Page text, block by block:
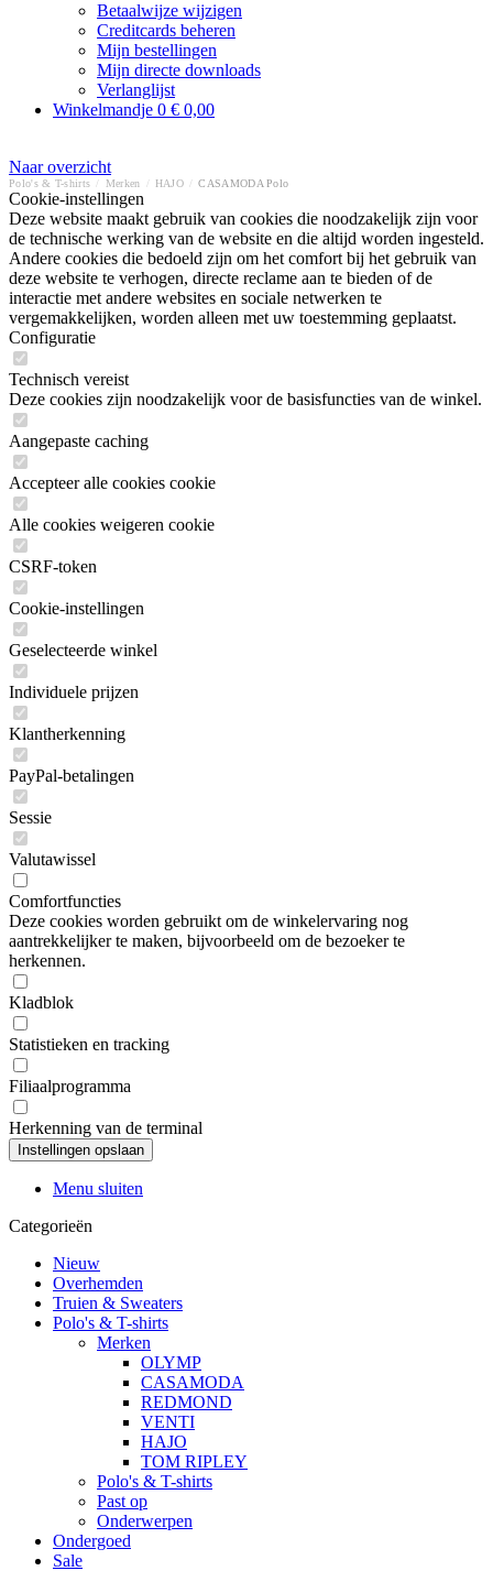
Betaalwijze wijzigen
Creditcards beheren
Mijn bestellingen
Mijn directe downloads
Verlanglijst
Winkelmandje 0 € 0,00
Naar overzicht
Polo's & T-shirts Merken HAJO CASAMODA Polo
Cookie-instellingen
Deze website maakt gebruik van cookies die noodzakelijk zijn voor
de technische werking van de website en die altijd worden ingesteld.
Andere cookies die bedoeld zijn om het comfort bij het gebruik van
deze website te verhogen, directe reclame aan te bieden of de
interactie met andere websites en sociale netwerken te
vergemakkelijken, worden alleen met uw toestemming geplaatst.
Configuratie
Technisch vereist
Deze cookies zijn noodzakelijk voor de basisfuncties van de winkel.
Aangepaste caching
Accepteer alle cookies cookie
Alle cookies weigeren cookie
CSRF-token
Cookie-instellingen
Geselecteerde winkel
Individuele prijzen
Klantherkenning
PayPal-betalingen
Sessie
Valutawissel
Comfortfuncties
Deze cookies worden gebruikt om de winkelervaring nog
aantrekkelijker te maken, bijvoorbeeld om de bezoeker te
herkennen.
Kladblok
Statistieken en tracking
Filiaalprogramma
Herkenning van de terminal
Menu sluiten
Categorieën
Nieuw
Overhemden
Truien & Sweaters
Polo's & T-shirts
Merken
OLYMP
CASAMODA
REDMOND
VENTI
HAJO
TOM RIPLEY
Polo's & T-shirts
Past op
Onderwerpen
Ondergoed
Sale